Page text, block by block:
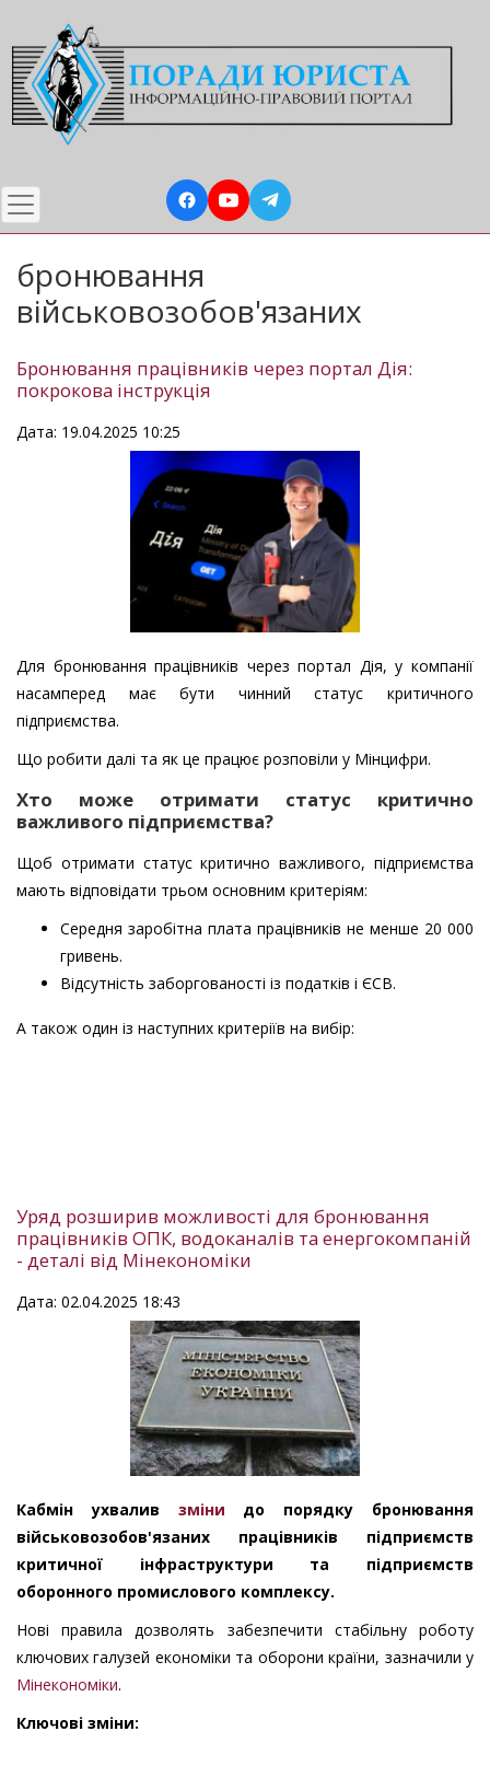
до
основного
вмісту
бронювання
військовозобов'язаних
Бронювання працівників через портал Дія:
покрокова інструкція
Дата: 19.04.2025 10:25
Для бронювання працівників через портал Дія, у компанії
насамперед має бути чинний статус критичного
підприємства.
Що робити далі та як це працює розповіли у Мінцифри.
Хто може отримати статус критично
важливого підприємства?
Щоб отримати статус критично важливого, підприємства
мають відповідати трьом основним критеріям:
Середня заробітна плата працівників не менше 20 000
гривень.
Відсутність заборгованості із податків і ЄСВ.
А також один із наступних критеріїв на вибір:
Уряд розширив можливості для бронювання
працівників ОПК, водоканалів та енергокомпаній
- деталі від Мінекономіки
Дата: 02.04.2025 18:43
Кабмін ухвалив зміни до порядку бронювання
військовозобов'язаних працівників підприємств
критичної інфраструктури та підприємств
оборонного промислового комплексу.
Нові правила дозволять забезпечити стабільну роботу
ключових галузей економіки та оборони країни, зазначили у
Мінекономіки.
Ключові зміни: